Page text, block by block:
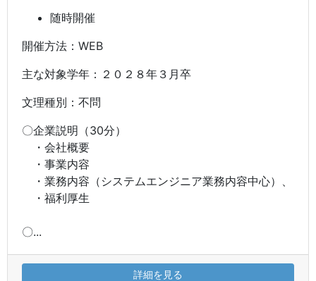
随時開催
開催方法：WEB
主な対象学年：２０２８年３月卒
文理種別：不問
〇企業説明（30分）
・会社概要
・事業内容
・業務内容（システムエンジニア業務内容中心）、
・福利厚生
〇...
詳細を見る